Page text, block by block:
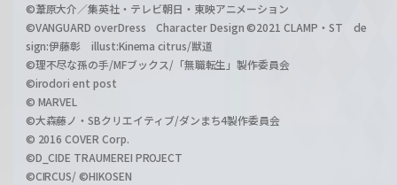
©葦原大介／集英社・テレビ朝日・東映アニメーション
©VANGUARD overDress Character Design ©2021 CLAMP・ST de
sign:伊藤彰 illust:Kinema citrus/獣道
©理不尽な孫の手/MFブックス/「無職転生」製作委員会
©irodori ent post
© MARVEL
©大森藤ノ・SBクリエイティブ/ダンまち4製作委員会
© 2016 COVER Corp.
©D_CIDE TRAUMEREI PROJECT
©CIRCUS/ ©HIKOSEN